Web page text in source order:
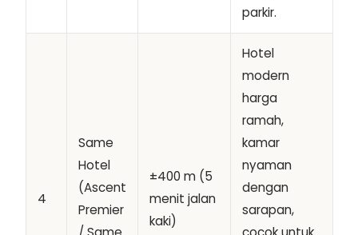
parkir.
4
Same
Hotel
(Ascent
Premier
±400 m (5
menit jalan
kaki)
Hotel
modern
harga
ramah,
kamar
nyaman
dengan
sarapan,